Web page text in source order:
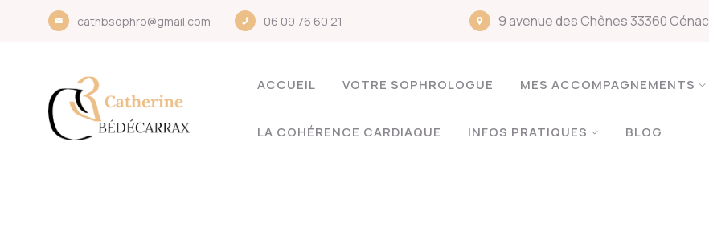
cathbsophro@gmail.com 06 09 76 60 21 9 avenue des Chênes 33360 Cénac
ACCUEIL VOTRE SOPHROLOGUE MES ACCOMPAGNEMENTS
LA COHÉRENCE CARDIAQUE INFOS PRATIQUES BLOG